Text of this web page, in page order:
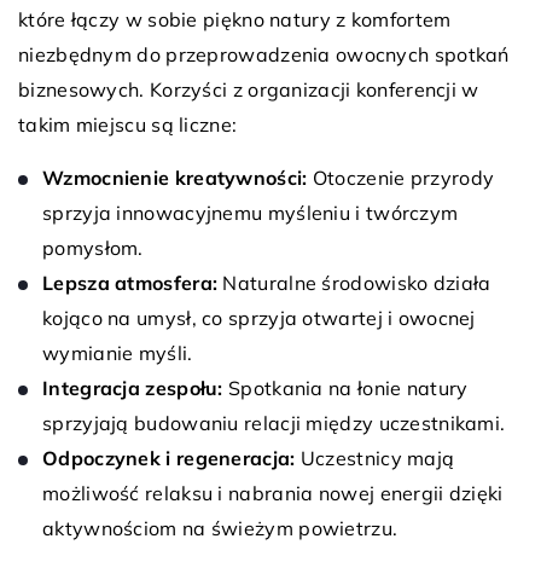
które łączy w sobie piękno natury z komfortem
niezbędnym do przeprowadzenia owocnych spotkań
biznesowych. Korzyści z organizacji konferencji w
takim miejscu są liczne:
Wzmocnienie kreatywności: Otoczenie przyrody
sprzyja innowacyjnemu myśleniu i twórczym
pomysłom.
Lepsza atmosfera: Naturalne środowisko działa
kojąco na umysł, co sprzyja otwartej i owocnej
wymianie myśli.
Integracja zespołu: Spotkania na łonie natury
sprzyjają budowaniu relacji między uczestnikami.
Odpoczynek i regeneracja: Uczestnicy mają
możliwość relaksu i nabrania nowej energii dzięki
aktywnościom na świeżym powietrzu.